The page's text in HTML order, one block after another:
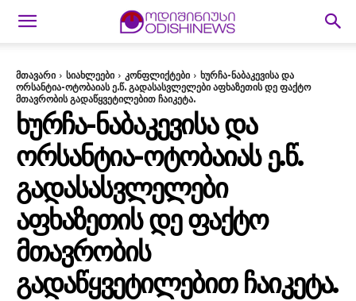
მთავარი სიახლეები კონფლიქტები
ხურჩა-ნაბაკევისა და
ორსანტია-ოტობაიას ე.წ. გადასასვლელები აფხაზეთის დე ფაქტო
მთავრობის გადაწყვეტილებით ჩაიკეტა.
ᲮᲣᲠᲩᲐ-ᲜᲐᲑᲐᲙᲔᲕᲘᲡᲐ ᲓᲐ
ᲝᲠᲡᲐᲜᲢᲘᲐ-ᲝᲢᲝᲑᲐᲘᲐᲡ Ე.Წ.
ᲒᲐᲓᲐᲡᲐᲡᲕᲚᲔᲚᲔᲑᲘ
ᲐᲤᲮᲐᲖᲔᲗᲘᲡ ᲓᲔ ᲤᲐᲥᲢᲝ
ᲛᲗᲐᲕᲠᲝᲑᲘᲡ
ᲒᲐᲓᲐᲬᲧᲕᲔᲢᲘᲚᲔᲑᲘᲗ ᲩᲐᲘᲙᲔᲢᲐ.